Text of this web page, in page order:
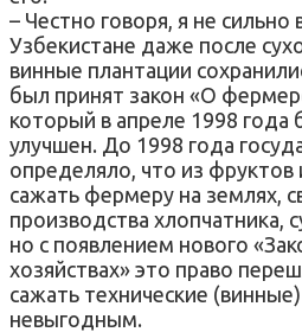
– Честно говоря, я не сильно
Узбекистане даже после
винные плантации
был принят закон «О
который в апреле 1998 года
улучшен. До 1998 года
определяло, что из
сажать фермеру на землях,
производства хлопчатника,
но с появлением нового
хозяйствах» это право
сажать технические
невыгодным.